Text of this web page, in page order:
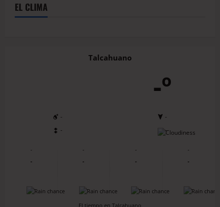
EL CLIMA
Talcahuano
-º
-
-
-
-
-
-
-
-
-
-
-
-
-
-
-
-
El tiempo en Talcahuano